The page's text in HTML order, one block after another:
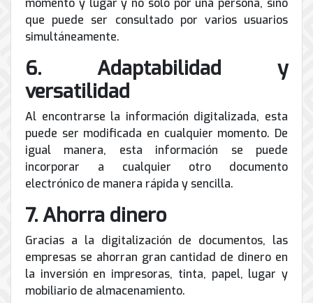
que puede ser consultado por varios usuarios
simultáneamente.
6. Adaptabilidad y
versatilidad
Al encontrarse la información digitalizada, esta
puede ser modificada en cualquier momento. De
igual manera, esta información se puede
incorporar a cualquier otro documento
electrónico de manera rápida y sencilla.
7. Ahorra dinero
Gracias a la digitalización de documentos, las
empresas se ahorran gran cantidad de dinero en
la inversión en impresoras, tinta, papel, lugar y
mobiliario de almacenamiento.